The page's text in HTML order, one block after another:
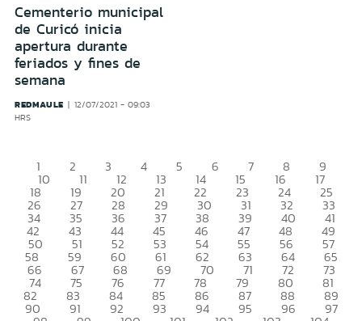
Cementerio municipal
de Curicó inicia
apertura durante
feriados y fines de
semana
REDMAULE
12/07/2021 - 09:03
HRS
1 2 3 4 5 6 7 8 9
10 11 12 13 14 15 16 17
18 19 20 21 22 23 24 25
26 27 28 29 30 31 32 33
34 35 36 37 38 39 40 41
42 43 44 45 46 47 48 49
50 51 52 53 54 55 56 57
58 59 60 61 62 63 64 65
66 67 68 69 70 71 72 73
74 75 76 77 78 79 80 81
82 83 84 85 86 87 88 89
90 91 92 93 94 95 96 97